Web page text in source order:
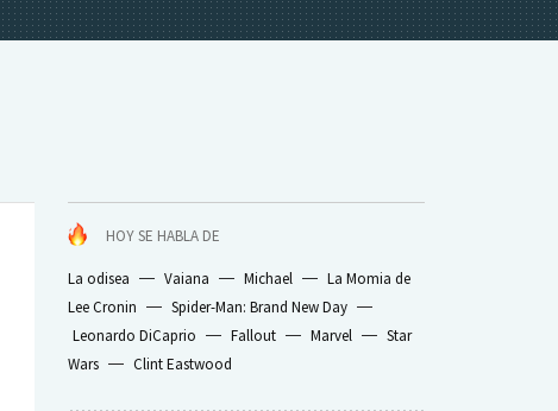
HOY SE HABLA DE
La odisea Vaiana Michael
La Momia de
Lee Cronin
Spider-Man: Brand New Day
Leonardo DiCaprio
Fallout Marvel
Star
Wars
Clint Eastwood